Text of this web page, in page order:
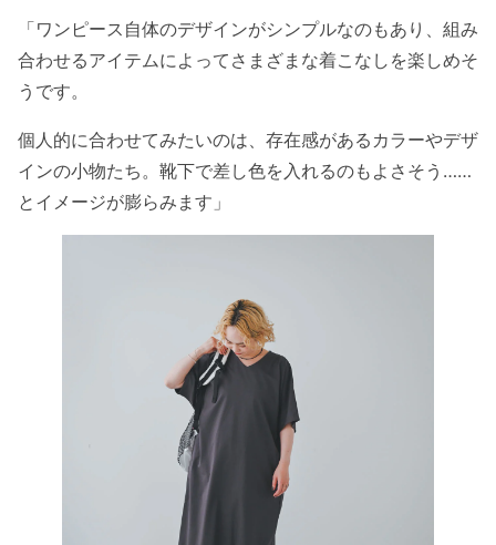
「ワンピース自体のデザインがシンプルなのもあり、組み
合わせるアイテムによってさまざまな着こなしを楽しめそ
うです。
個人的に合わせてみたいのは、存在感があるカラーやデザ
インの小物たち。靴下で差し色を入れるのもよさそう……
とイメージが膨らみます」